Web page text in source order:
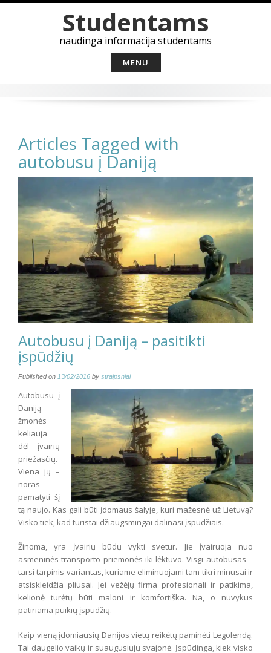
Studentams
naudinga informacija studentams
MENU
Articles Tagged with
autobusu į Daniją
Autobusu į Daniją – pasitikti
įspūdžių
Published on 13/02/2016 by straipsniai
Autobusu į
Daniją
žmonės
keliauja
dėl įvairių
priežasčių.
Viena jų –
noras
pamatyti šį
tą naujo. Kas gali būti įdomaus šalyje, kuri mažesnė už Lietuvą?
Visko tiek, kad turistai džiaugsmingai dalinasi įspūdžiais.
Žinoma, yra įvairių būdų vykti svetur. Jie įvairuoja nuo
asmeninės transporto priemonės iki lėktuvo. Visgi autobusas –
tarsi tarpinis variantas, kuriame eliminuojami tam tikri minusai ir
atsiskleidžia pliusai. Jei vežėjų firma profesionali ir patikima,
kelionė turėtų būti maloni ir komfortiška. Na, o nuvykus
patiriama puikių įspūdžių.
Kaip vieną įdomiausių Danijos vietų reikėtų paminėti Legolendą.
Tai daugelio vaikų ir suaugusiųjų svajonė. Įspūdinga, kiek visko